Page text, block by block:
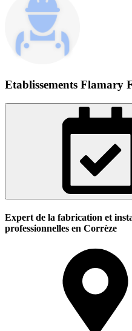
Etablissements Flamary
Expert de la fabrication et
professionnelles en Corrèze